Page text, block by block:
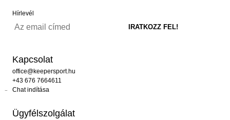
Hírlevél
Kapcsolat
office@keepersport.hu
+43 676 7664611
Chat indítása
Ügyfélszolgálat